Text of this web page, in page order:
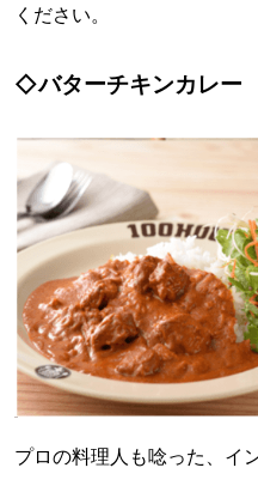
ください。
◇バターチキンカレー
プロの料理人も唸った、イ